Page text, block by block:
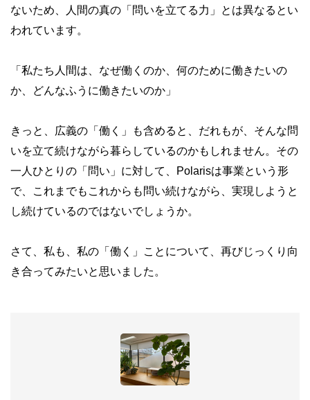
ないため、人間の真の「問いを立てる力」とは異なるとい
われています。
「私たち人間は、なぜ働くのか、何のために働きたいの
か、どんなふうに働きたいのか」
きっと、広義の「働く」も含めると、だれもが、そんな問
いを立て続けながら暮らしているのかもしれません。その
一人ひとりの「問い」に対して、Polarisは事業という形
で、これまでもこれからも問い続けながら、実現しようと
し続けているのではないでしょうか。
さて、私も、私の「働く」ことについて、再びじっくり向
き合ってみたいと思いました。